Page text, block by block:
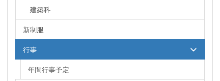
建築科
新制服
行事
年間行事予定